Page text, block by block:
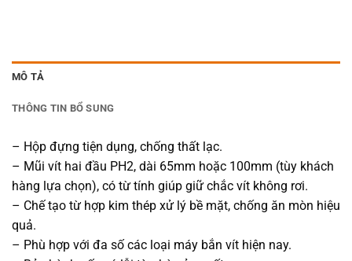
MÔ TẢ
THÔNG TIN BỔ SUNG
– Hộp đựng tiện dụng, chống thất lạc.
– Mũi vít hai đầu PH2, dài 65mm hoặc 100mm (tùy khách
hàng lựa chọn), có từ tính giúp giữ chắc vít không rơi.
– Chế tạo từ hợp kim thép xử lý bề mặt, chống ăn mòn hiệu
quả.
– Phù hợp với đa số các loại máy bắn vít hiện nay.